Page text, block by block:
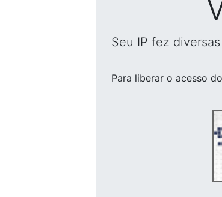
Seu IP fez
Para liberar o acesso